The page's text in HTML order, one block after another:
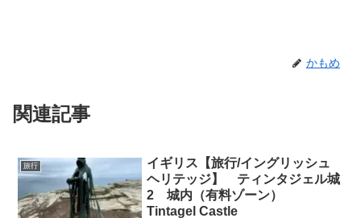
かもめ
関連記事
旅行
イギリス【旅行/イングリッシュ
ヘリテッジ】 ティンタジェル城
2 城内（有料ゾーン）
Tintagel Castle